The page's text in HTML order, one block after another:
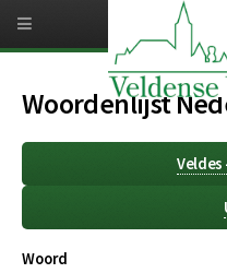
naar
inhoud
gaanWoordenlijst
Veldes
Woord